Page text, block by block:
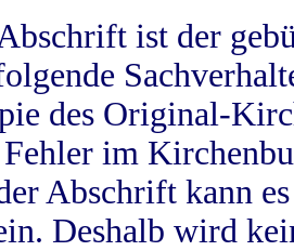
ist der
des Original-
im
Abschrift kann
Deshalb wird